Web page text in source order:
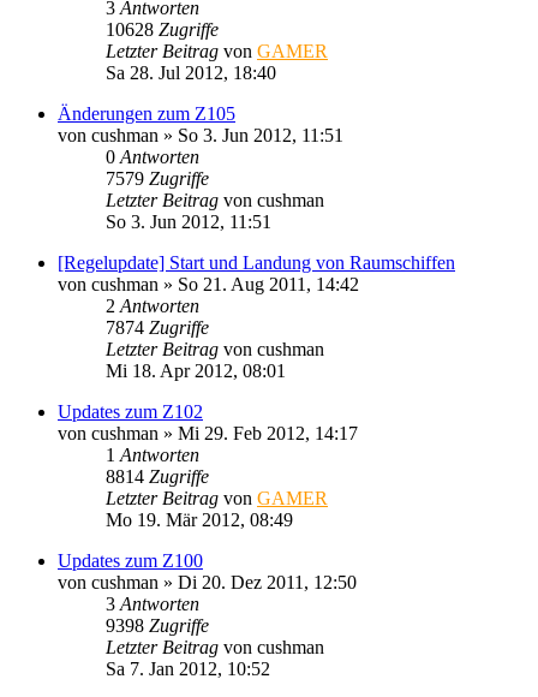
3 Antworten
10628 Zugriffe
Letzter Beitrag von GAMER
Sa 28. Jul 2012, 18:40
Änderungen zum Z105
von cushman » So 3. Jun 2012, 11:51
0 Antworten
7579 Zugriffe
Letzter Beitrag von cushman
So 3. Jun 2012, 11:51
[Regelupdate] Start und Landung von Raumschiffen
von cushman » So 21. Aug 2011, 14:42
2 Antworten
7874 Zugriffe
Letzter Beitrag von cushman
Mi 18. Apr 2012, 08:01
Updates zum Z102
von cushman » Mi 29. Feb 2012, 14:17
1 Antworten
8814 Zugriffe
Letzter Beitrag von GAMER
Mo 19. Mär 2012, 08:49
Updates zum Z100
von cushman » Di 20. Dez 2011, 12:50
3 Antworten
9398 Zugriffe
Letzter Beitrag von cushman
Sa 7. Jan 2012, 10:52